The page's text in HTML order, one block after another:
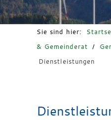
Sie sind hier:
& Gemeinderat
/
Dienstleistungen